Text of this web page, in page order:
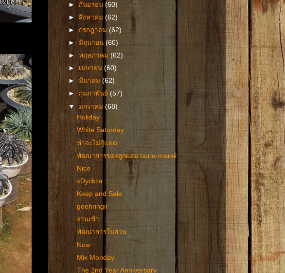
► กันยายน(60)
►สิงหาคม(62)
► กรกฎาคม (62)
►มิถุนายน(60)
►พฤษภาคม(62)
► เมษายน(60)
►มีนาคม(62)
► กุมภาพันธ์ (57)
▼มกราคม(68)
Holiday
White Saturday
ท่าจะไม่สู้แดด
พัฒนาการของลูกผสม burle-marxii
Nice
xDycktia
Keep and Sale
goehringii
งานเข้า
พัฒนาการในสวน
Now
Mix Monday
The 2nd Year Anniversary